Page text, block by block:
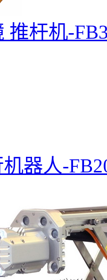
推杆机-
器人-